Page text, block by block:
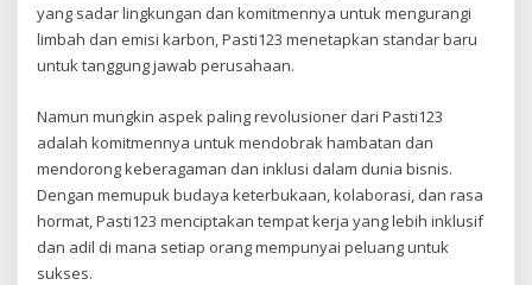
yang sadar lingkungan dan komitmennya untuk mengurangi
limbah dan emisi karbon, Pasti123 menetapkan standar baru
untuk tanggung jawab perusahaan.
Namun mungkin aspek paling revolusioner dari Pasti123
adalah komitmennya untuk mendobrak hambatan dan
mendorong keberagaman dan inklusi dalam dunia bisnis.
Dengan memupuk budaya keterbukaan, kolaborasi, dan rasa
hormat, Pasti123 menciptakan tempat kerja yang lebih inklusif
dan adil di mana setiap orang mempunyai peluang untuk
sukses.